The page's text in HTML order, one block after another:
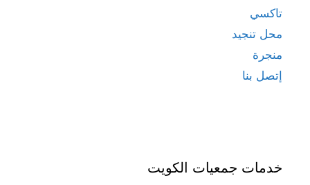
تاكسي
محل تنجيد
منجرة
إتصل بنا
خدمات جمعيات الكويت